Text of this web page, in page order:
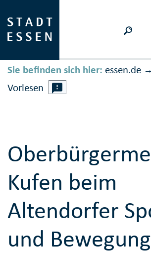
Sie befinden sich hier: essen.de →
Vorlesen
Kufen beim
Altendorfer
und